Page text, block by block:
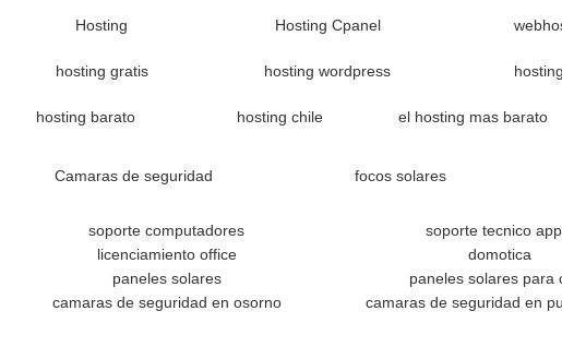
Hosting Hosting Cpanel
hosting gratis hosting wordpress
hosting barato hosting chile el hosting mas barato
Camaras de seguridad focos solares
soporte computadores
licenciamiento office
paneles solares
camaras de seguridad en osorno
soporte tecnico
domotica
paneles solares para
camaras de seguridad en